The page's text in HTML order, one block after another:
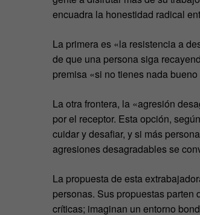
encuadra la honestidad radical
La primera es «la resistencia a
de que una persona siga
premisa «si no tienes nada
La otra frontera, la «agresión
por el receptor. Esta opción,
cuidar y desafiar, y si más
agresiones desagradables se
La propuesta de esta
personas. Sus propuestas
críticas; imaginan un entorno